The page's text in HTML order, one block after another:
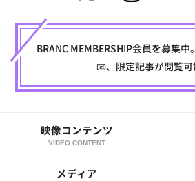
BRANC MEMBERSHIP会員を募集
📧、限定記事が閲覧
映像コンテンツ
VIDEO CONTENT
メディア